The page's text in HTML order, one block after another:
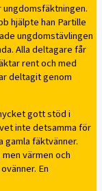
hjälpte han Partille
ungdomstävlingen
Alla deltagare får
rent och med
deltagit genom
gott stöd i
inte detsamma för
gamla fäktvänner.
värmen och
En